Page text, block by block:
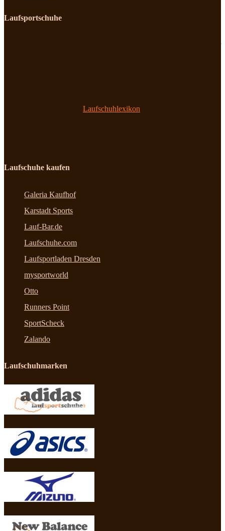
Laufsportschuhe
Laufschuhlexikon
Laufschuhe kaufen
Galeria Kaufhof
Karstadt Sports
Lauf-Bar.de
Laufschuhe.com
Laufsportladen Dresden
mysportworld
Otto
Runners Point
SportScheck
Zalando
Laufschuhmarken